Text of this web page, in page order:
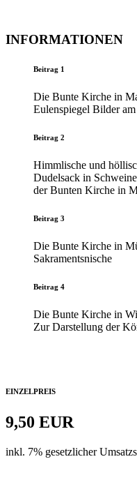
INFORMATIONEN
Beitrag 1
Die Bunte Kirche in
Eulenspiegel Bilder
Beitrag 2
Himmlische und
Dudelsack in
der Bunten Kirche in
Beitrag 3
Die Bunte Kirche in
Sakramentsnische
Beitrag 4
Die Bunte Kirche in
Zur Darstellung der
EINZELPREIS
9,50 EUR
inkl. 7% gesetzlicher